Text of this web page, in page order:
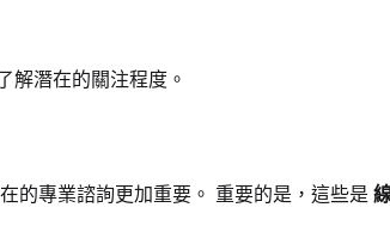
解潛在的關注程度。
的專業諮詢更加重要。 重要的是，這些是